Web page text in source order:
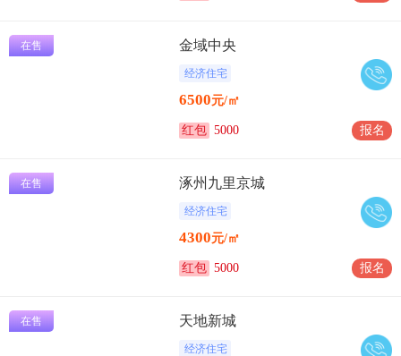
在售 金域中央
经济住宅
6500元/㎡
红包 5000 报名
在售 涿州九里京城
经济住宅
4300元/㎡
红包 5000 报名
在售 天地新城
经济住宅